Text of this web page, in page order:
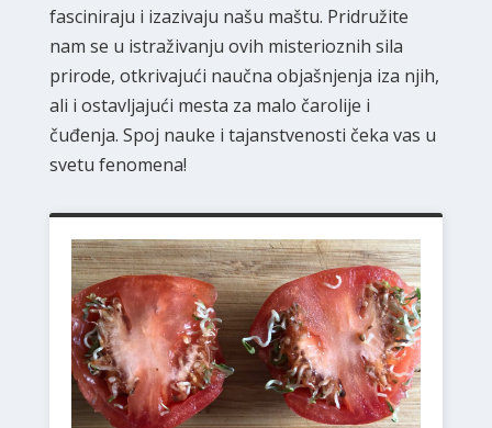
fasciniraju i izazivaju našu maštu. Pridružite
nam se u istraživanju ovih misterioznih sila
prirode, otkrivajući naučna objašnjenja iza njih,
ali i ostavljajući mesta za malo čarolije i
čuđenja. Spoj nauke i tajanstvenosti čeka vas u
svetu fenomena!